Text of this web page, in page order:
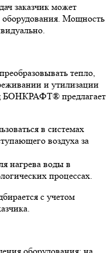
заказчик может
Мощность
тепло,
и утилизации
БОНКРАФТ® предлагает
в системах
воздуха за
нагрева воды в
процессах.
с учетом